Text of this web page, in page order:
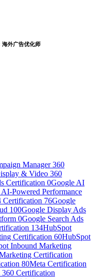
海外广告优化师
Manager 360
& Video 360
Certification 0Google AI
Powered Performance
Certification 76Google
100Google Display Ads
0Google Search Ads
134HubSpot
Certification 60HubSpot
Inbound Marketing
Certification
80Meta Certification
360 Certification